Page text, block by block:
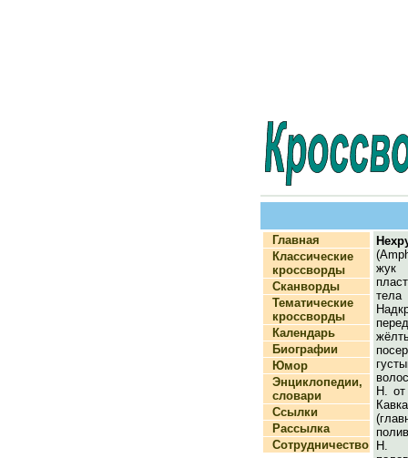
Главная
Классические
кроссворды
Сканворды
Тематические
кроссворды
Календарь
Биографии
Юмор
Энциклопедии,
словари
Ссылки
Рассылка
Сотрудничество
Н. от
Н.